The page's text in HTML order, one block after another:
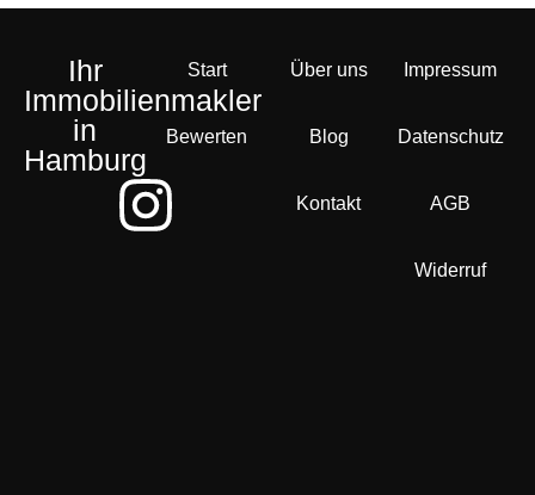
Ihr
Immobilienmakler
in
Hamburg
Start
Bewerten
Über uns
Blog
Kontakt
Impressum
Datenschutz
AGB
Widerruf